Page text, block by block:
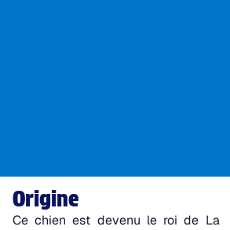
Origine
Ce chien est devenu le roi de La